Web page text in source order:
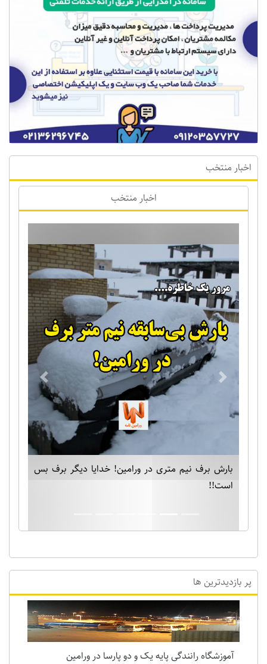
اخبار منتخب
اخبار منتخب
بارش برف نیم متری در ورامین! خدایا دیگر برف بس
است!!
Previous Next
پر بازدیدترین ها
آموزشگاه رانندگی پایه یک و دو پارسا در ورامین